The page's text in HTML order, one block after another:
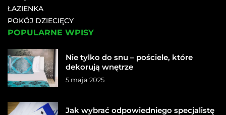
ŁAZIENKA
POKÓJ DZIECIĘCY
POPULARNE WPISY
Nie tylko do snu – pościele, które
dekorują wnętrze
5 maja 2025
Jak wybrać odpowiedniego specjalistę